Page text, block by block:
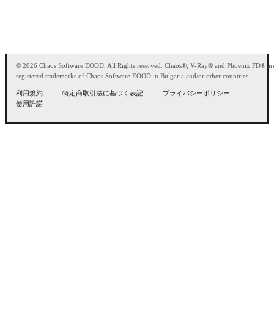
© 2026 Chaos Software EOOD. All Rights reserved. Chaos®, V-Ray® and Phoenix FD®
registered trademarks of Chaos Software EOOD in Bulgaria and/or other countries.
利用規約 特定商取引法に基づく表記
プライバシーポリシー
使用許諾